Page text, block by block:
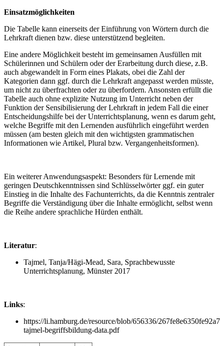
Einsatzmöglichkeiten
Die Tabelle kann einerseits der Einführung von Wörtern durch die
Lehrkraft dienen bzw. diese unterstützend begleiten.
Eine andere Möglichkeit besteht im gemeinsamen Ausfüllen mit
Schülerinnen und Schülern oder der Erarbeitung durch diese, z.B.
auch abgewandelt in Form eines Plakats, obei die Zahl der
Kategorien dann ggf. durch die Lehrkraft angepasst werden müsste,
um nicht zu überfrachten oder zu überfordern. Ansonsten erfüllt die
Tabelle auch ohne explizite Nutzung im Unterricht neben der
Funktion der Sensibilisierung der Lehrkraft in jedem Fall die einer
Entscheidungshilfe bei der Unterrichtsplanung, wenn es darum geht,
welche Begriffe mit den Lernenden ausführlich eingeführt werden
müssen (am besten gleich mit den wichtigsten grammatischen
Informationen wie Artikel, Plural bzw. Vergangenheitsformen).
Ein weiterer Anwendungsaspekt: Besonders für Lernende mit
geringen Deutschkenntnissen sind Schlüsselwörter ggf. ein guter
Einstieg in die Inhalte des Fachunterrichts, da die Kenntnis zentraler
Begriffe die Verständigung über die Inhalte ermöglicht, selbst wenn
die Reihe andere sprachliche Hürden enthält.
Literatur:
Tajmel, Tanja/Hägi-Mead, Sara, Sprachbewusste
Unterrichtsplanung, Münster 2017
Links:
https://li.hamburg.de/resource/blob/656336/
tajmel-begriffsbildung-data.pdf